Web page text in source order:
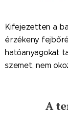
Kifejezetten a
érzékeny
hatóanyagokat
szemet, nem
A